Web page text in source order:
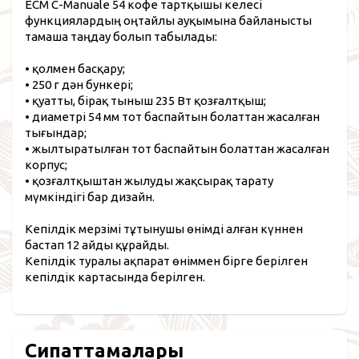
ECM C-Manuale 54 кофе тартқышы келесі
функциялардың оңтайлы ауқымына байланысты
тамаша таңдау болып табылады:
• қолмен басқару;
• 250 г дән бункері;
• қуатты, бірақ тыныш 235 Вт қозғалтқыш;
• диаметрі 54 мм тот баспайтын болаттан жасалған
тығындар;
• жылтыратылған тот баспайтын болаттан жасалған
корпус;
• қозғалтқыштан жылуды жақсырақ тарату
мүмкіндігі бар дизайн.
Кепілдік мерзімі тұтынушы өнімді алған күннен
бастап 12 айды құрайды.
Кепілдік туралы ақпарат өніммен бірге берілген
кепілдік картасында берілген.
Сипаттамалары